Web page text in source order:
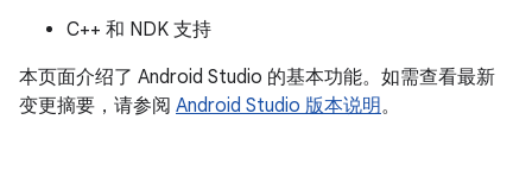
C++ 和 NDK 支持
本页面介绍了 Android Studio 的基本功能。如需查看最新
变更摘要，请参阅 Android Studio 版本说明。